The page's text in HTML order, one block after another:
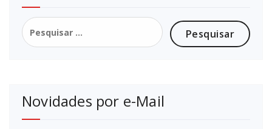
Pesquisar
por:
Novidades por e-Mail